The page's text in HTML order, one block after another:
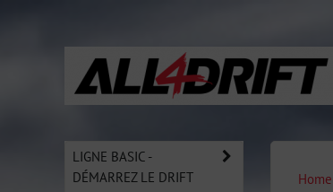
Home
LIGNE BASIC -
DÉMARREZ LE DRIFT